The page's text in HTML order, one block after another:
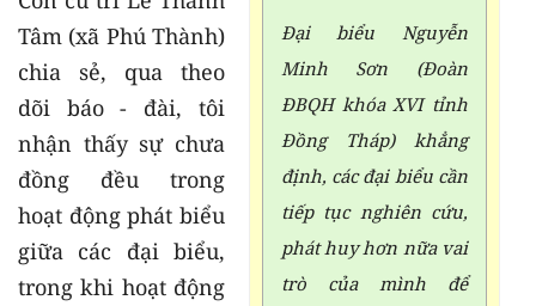
Đại biểu Nguyễn
Minh Sơn (Đoàn
ĐBQH khóa XVI tỉnh
Đồng Tháp) khẳng
định, các đại biểu cần
tiếp tục nghiên cứu,
phát huy hơn nữa vai
trò của mình để
Tâm (xã Phú Thành)
chia sẻ, qua theo
dõi báo - đài, tôi
nhận thấy sự chưa
đồng đều trong
hoạt động phát biểu
giữa các đại biểu,
trong khi hoạt động